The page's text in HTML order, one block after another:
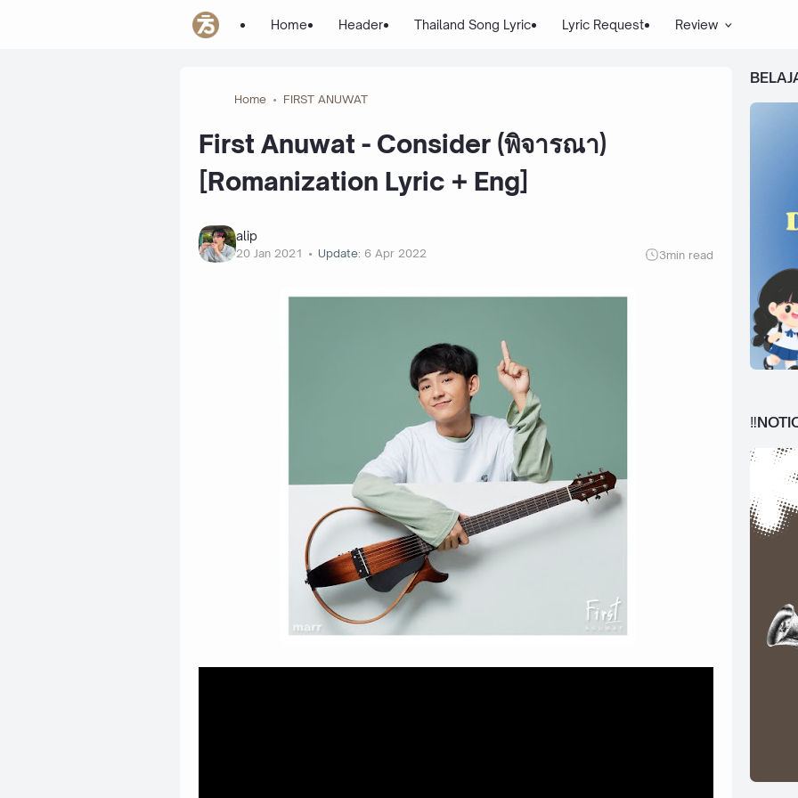
Home Header Thailand Song Lyric Lyric Request Review
Home FIRST ANUWAT
First Anuwat - Consider (พิจารณา)
[Romanization Lyric + Eng]
alip
20 Jan 2021 Update: 6 Apr 2022 3min read